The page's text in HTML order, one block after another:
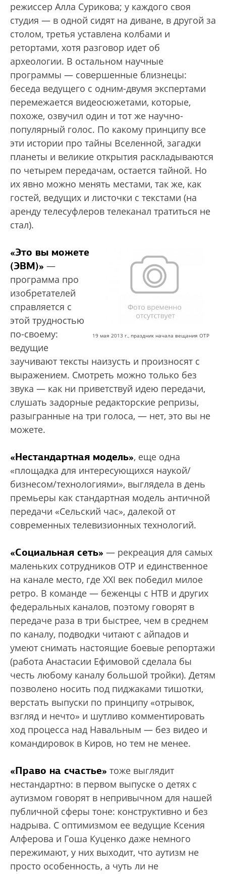
режиссер Алла Сурикова; у каждого своя
студия — в одной сидят на диване, в другой за
столом, третья уставлена колбами и
ретортами, хотя разговор идет об
археологии. В остальном научные
программы — совершенные близнецы:
беседа ведущего с одним-двумя экспертами
перемежается видеосюжетами, которые,
похоже, озвучил один и тот же научно-
популярный голос. По какому принципу все
эти истории про тайны Вселенной, загадки
планеты и великие открытия раскладываются
по четырем передачам, остается тайной. Но
их явно можно менять местами, так же, как
гостей, ведущих и листочки с текстами (на
аренду телесуфлеров телеканал тратиться не
стал).
19 мая 2013 г., праздник начала вещания ОТР
«Это вы можете
(ЭВМ)» —
программа про
изобретателей
справляется с
этой трудностью
по-своему:
ведущие
заучивают тексты наизусть и произносят с
выражением. Смотреть можно только без
звука — как ни приветствуй идею передачи,
слушать задорные редакторские репризы,
разыгранные на три голоса, — нет, это вы не
можете.
«Нестандартная модель», еще одна
«площадка для интересующихся наукой/
бизнесом/технологиями», выглядела в день
премьеры как стандартная модель античной
передачи «Сельский час», далекой от
современных телевизионных технологий.
«Социальная сеть» — рекреация для самых
маленьких сотрудников ОТР и единственное
на канале место, где XXI век победил милое
ретро. В команде — беженцы с НТВ и других
федеральных каналов, поэтому говорят в
передаче раза в три быстрее, чем в среднем
по каналу, подводки читают с айпадов и
умеют снимать настоящие боевые репортажи
(работа Анастасии Ефимовой сделала бы
честь любому каналу большой тройки). Детям
позволено носить под пиджаками тишотки,
верстать выпуски по принципу «отрывок,
взгляд и нечто» и шутливо комментировать
ход процесса над Навальным — без видео и
командировок в Киров, но тем не менее.
«Право на счастье» тоже выглядит
нестандартно: в первом выпуске о детях с
аутизмом говорят в непривычном для нашей
публичной сферы тоне: конструктивно и без
надрыва. С оптимизмом ее ведущие Ксения
Алферова и Гоша Куценко даже немного
пережимают, у них выходит, что аутизм не
просто особенность, а чуть ли не